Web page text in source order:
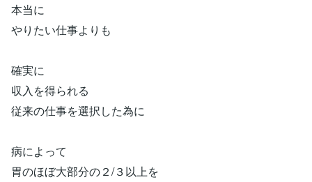
本当に
やりたい仕事よりも
確実に
収入を得られる
従来の仕事を選択した為に
病によって
胃のほぼ大部分の２/３以上を